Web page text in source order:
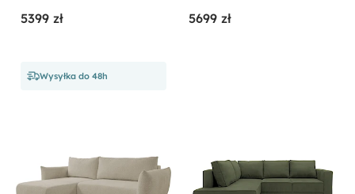
5399 zł
Wysyłka do 48h
velvet hydrofobowy
5699 zł